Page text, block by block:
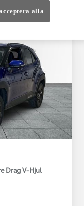
Drag V-Hjul
alla